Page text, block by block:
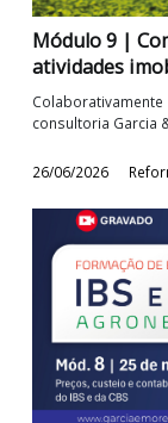
atividades
consultoria
26/06/2026